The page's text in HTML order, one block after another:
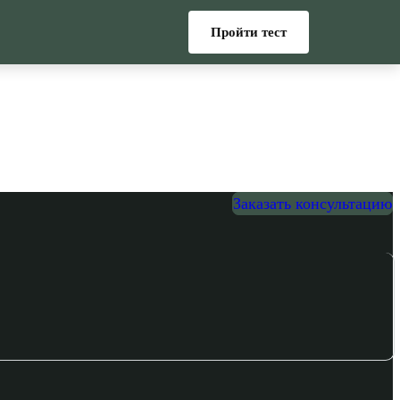
Заказать консультацию
Пройти тест